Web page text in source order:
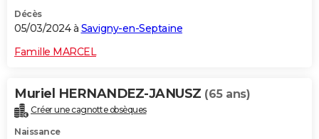
Décès
05/03/2024 à Savigny-en-Septaine
Famille MARCEL
Muriel HERNANDEZ-JANUSZ (65 ans)
Créer une cagnotte obsèques
Naissance